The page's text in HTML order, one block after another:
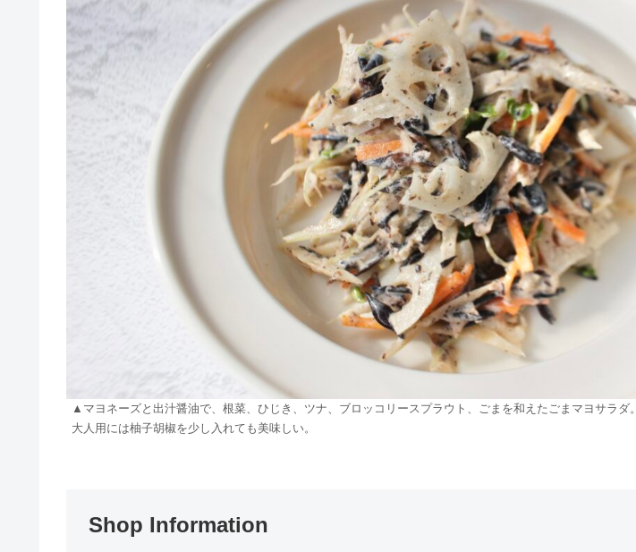
▲マヨネーズと出汁醤油で、根菜、ひじき、ツナ、ブロッコリースプラウト、ごまを和えたごまマヨサラダ。
大人用には柚子胡椒を少し入れても美味しい。
Shop Information